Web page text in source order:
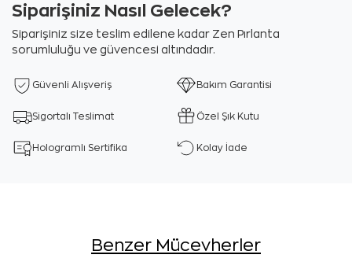
Siparişiniz Nasıl Gelecek?
Siparişiniz size teslim edilene kadar Zen Pırlanta
sorumluluğu ve güvencesi altındadır.
Güvenli Alışveriş Bakım Garantisi
Sigortalı Teslimat Özel Şık Kutu
Hologramlı Sertifika Kolay İade
Benzer Mücevherler